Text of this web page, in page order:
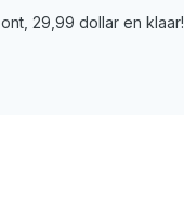
29,99 dollar en